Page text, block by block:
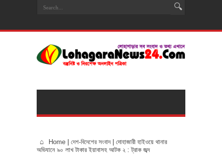
Home দেশ-বিদেশের সংবাদ
দোহাজারী হাইওয়ে থানার
অভিযানে ৯০ লাখ টাকার ইয়াবাসহ আটক ২ : ট্রাক জব্দ